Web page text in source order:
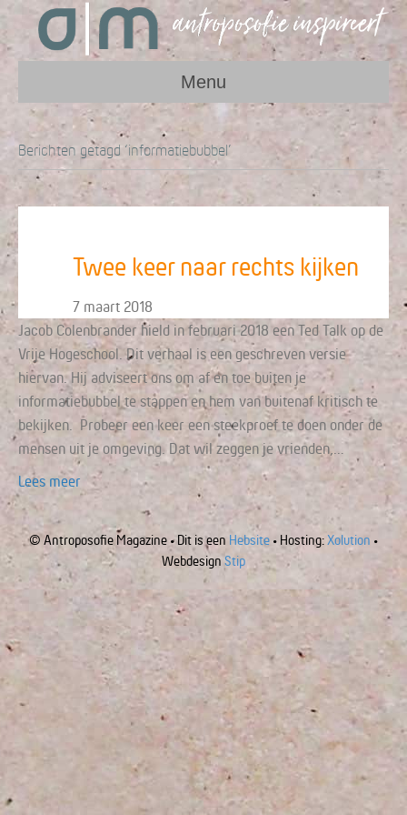
Menu
Berichten getagd ‘informatiebubbel’
Twee keer naar rechts kijken
7 maart 2018
Jacob Colenbrander hield in februari 2018 een Ted Talk op de
Vrije Hogeschool. Dit verhaal is een geschreven versie
hiervan. Hij adviseert ons om af en toe buiten je
informatiebubbel te stappen en hem van buitenaf kritisch te
bekijken. Probeer een keer een steekproef te doen onder de
mensen uit je omgeving. Dat wil zeggen je vrienden,…
Lees meer
© Antroposofie Magazine • Dit is een Hebsite • Hosting:Xolution •
Webdesign Stip